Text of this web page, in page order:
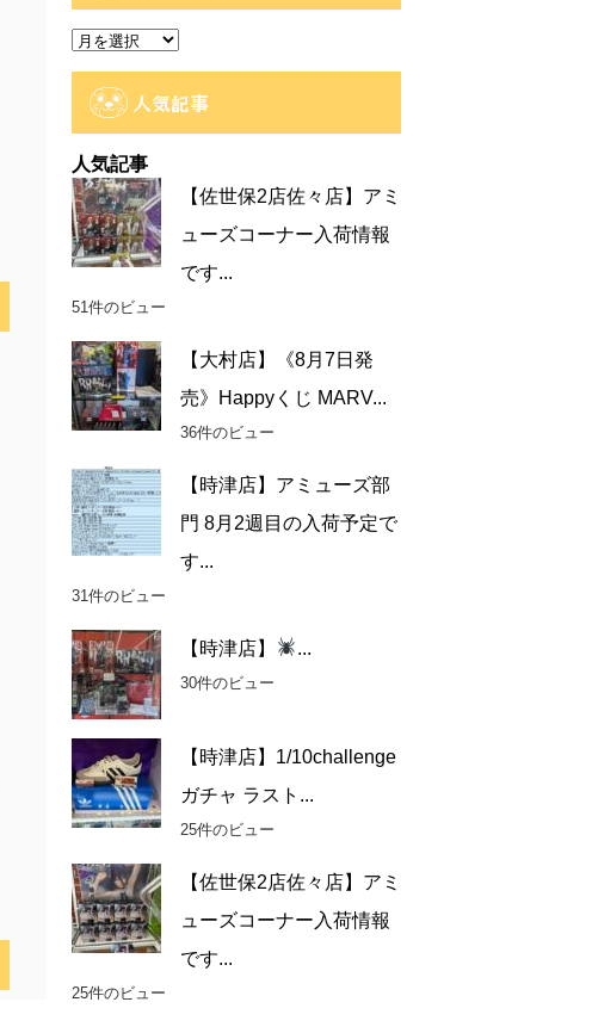
ア
人気記事
人気記事
【佐世保2店佐々店】アミ
ューズコーナー入荷情報
です...
51件のビュー
【大村店】《8月7日発
売》Happyくじ MARV...
36件のビュー
【時津店】アミューズ部
門 8月2週目の入荷予定で
す...
31件のビュー
【時津店】 ...
30件のビュー
【時津店】1/10challenge
ガチャ ラスト...
25件のビュー
【佐世保2店佐々店】アミ
ューズコーナー入荷情報
です...
25件のビュー